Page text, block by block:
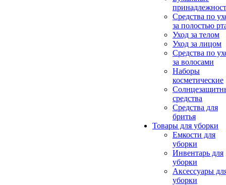
Средства по
за полостью
Уход за телом
Уход за лицом
Средства по
за волосами
Наборы
косметические
средства
Средства для
бритья
Товары для уборки
Емкости для
уборки
Инвентарь для
уборки
Аксессуары
уборки